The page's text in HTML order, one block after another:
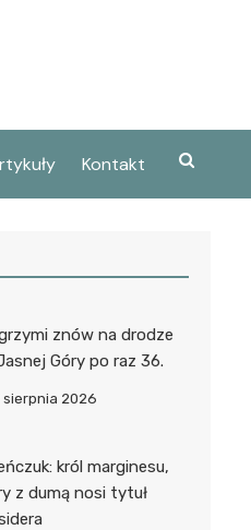
Kontakt
znów na drodze
Góry po raz 36.
sierpnia 2026
król marginesu,
z dumą nosi tytuł